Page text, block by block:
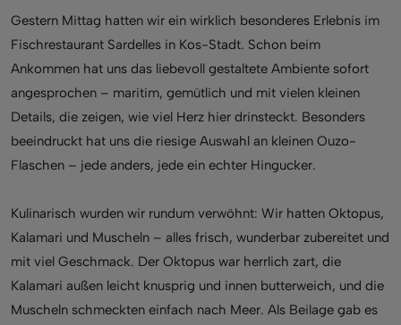
Gestern Mittag hatten wir ein wirklich besonderes Erlebnis im
Fischrestaurant Sardelles in Kos-Stadt. Schon beim
Ankommen hat uns das liebevoll gestaltete Ambiente sofort
angesprochen – maritim, gemütlich und mit vielen kleinen
Details, die zeigen, wie viel Herz hier drinsteckt. Besonders
beeindruckt hat uns die riesige Auswahl an kleinen Ouzo-
Flaschen – jede anders, jede ein echter Hingucker.
Kulinarisch wurden wir rundum verwöhnt: Wir hatten Oktopus,
Kalamari und Muscheln – alles frisch, wunderbar zubereitet und
mit viel Geschmack. Der Oktopus war herrlich zart, die
Kalamari außen leicht knusprig und innen butterweich, und die
Muscheln schmeckten einfach nach Meer. Als Beilage gab es